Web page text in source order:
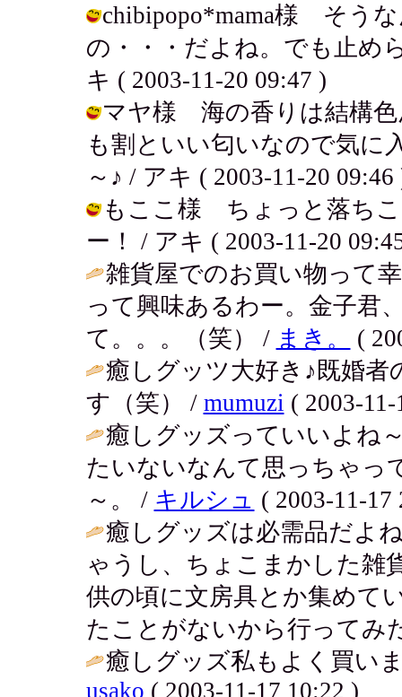
chibipopo*mama様 そう
の・・・だよね。でも止め
キ ( 2003-11-20 09:47 )
マヤ様 海の香りは結構色
も割といい匂いなので気に
～♪ / アキ ( 2003-11-20 09:46
もここ様 ちょっと落ち
ー！ / アキ ( 2003-11-20
雑貨屋でのお買い物って
って興味あるわー。金子君
て。。。（笑） / まき。
(
癒しグッツ大好き♪既婚
す（笑） / mumuzi ( 2003-
癒しグッズっていいよね
たいないなんて思っちゃっ
～。 / キルシュ ( 2003-11-17
癒しグッズは必需品だよ
ゃうし、ちょこまかした雑
供の頃に文房具とか集めて
たことがないから行ってみ
癒しグッズ私もよく買い
usako ( 2003-11-17 10:22 )